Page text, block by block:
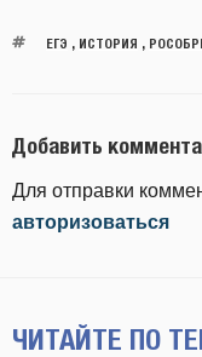
ЕГЭ , ИСТОРИЯ ,
Добавить
Для отправки
авторизоваться
ЧИТАЙТЕ ПО